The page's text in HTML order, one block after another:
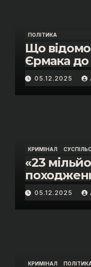
ПОЛІТИКА
Що відомо
Єрмака
05.12.2025
КРИМІНАЛ
«23
викрило
Василя
05.12.2025
КРИМІНАЛ